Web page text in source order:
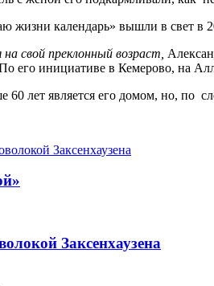
жизни календарь» вышли в свет в
свой преклонный возраст,
его инициативе в Кемерово, на
60 лет является его домом, но, по
Заксенхаузена
Заксенхаузена